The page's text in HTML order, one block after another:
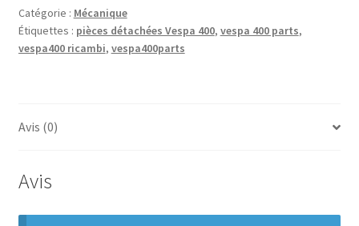
vilebrequin
bielle
1
38mm
Catégorie : Mécanique
Étiquettes : pièces détachées Vespa 400, vespa 400 parts,
vespa400 ricambi, vespa400parts
Avis (0)
Avis